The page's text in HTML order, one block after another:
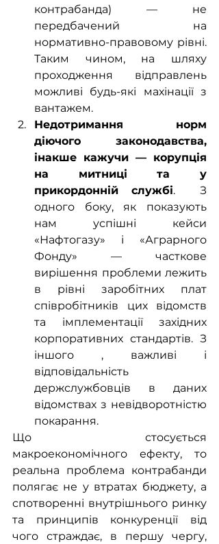
контрабанда) — не
передбачений на
нормативно-правовому рівні.
Таким чином, на шляху
проходження відправлень
можливі будь-які махінації з
вантажем.
Недотримання норм
діючого законодавства,
інакше кажучи — корупція
на митниці та у
прикордонній службі.  З
одного боку, як показують
нам успішні кейси
«Нафтогазу» і «Аграрного
Фонду» — часткове
вирішення проблеми лежить
в рівні заробітних плат
співробітників цих відомств
та імплементації західних
корпоративних стандартів. З
іншого , важливі і
відповідальність
держслужбовців в даних
відомствах з невідворотністю
покарання.
Що стосується
макроекономічного ефекту, то
реальна проблема контрабанди
полягає не у втратах бюджету, а
спотворенні внутрішнього ринку
та принципів конкуренції від
чого страждає, в першу чергу,